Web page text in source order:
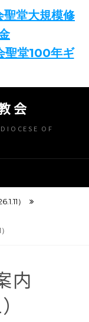
聖堂大規模修
聖堂100年ギ
会
OF
）
内